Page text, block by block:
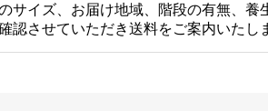
サイズ、お届け地域、階段の有無、
認させていただき送料をご案内いたし